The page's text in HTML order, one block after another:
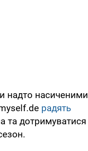
надто насиченими
радять
та дотримуватися